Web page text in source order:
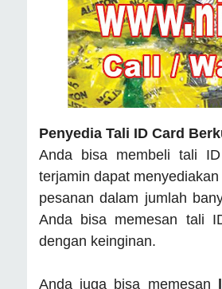
Penyedia Tali ID Card
Anda bisa membeli tali
terjamin dapat
pesanan dalam jumlah
Anda bisa memesan tali
dengan keinginan.
Anda juga bisa memesan